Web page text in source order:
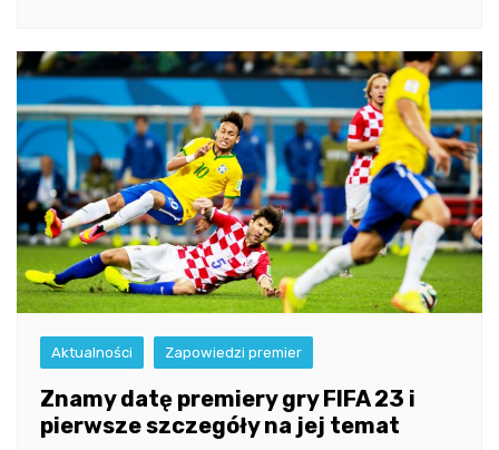
Aktualności Zapowiedzi premier
Znamy datę premiery gry FIFA 23 i
pierwsze szczegóły na jej temat